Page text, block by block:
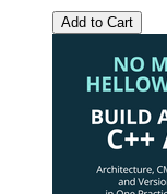
Add to Cart